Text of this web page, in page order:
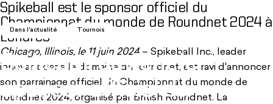
Dans l'actualité Tournois
Spikeball devient le
sponsor officiel du
Spikeball est le sponsor officiel du
Championnat du monde de Roundnet 2024 à
Londres
Chicago, Illinois, le 11 juin 2024 – Spikeball Inc., leader
innovant dans le domaine du roundnet, est ravi d'annoncer
son parrainage officiel du Championnat du monde de
roundnet 2024, organisé par British Roundnet. La